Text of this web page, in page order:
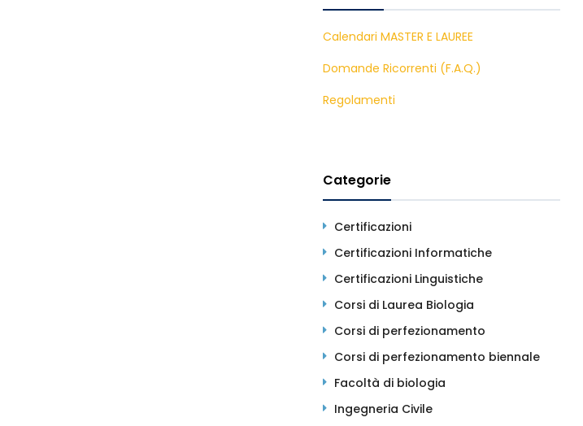
Calendari MASTER E LAUREE
Domande Ricorrenti (F.A.Q.)
Regolamenti
Categorie
Certificazioni
Certificazioni Informatiche
Certificazioni Linguistiche
Corsi di Laurea Biologia
Corsi di perfezionamento
Corsi di perfezionamento biennale
Facoltà di biologia
Ingegneria Civile